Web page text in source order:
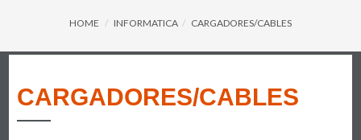
HOME INFORMATICA CARGADORES/CABLES
CARGADORES/CABLES